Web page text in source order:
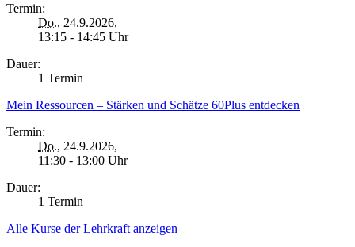
Termin:
Do., 24.9.2026,
13:15 - 14:45 Uhr
Dauer:
1 Termin
Mein Ressourcen – Stärken und Schätze 60Plus entdecken
Termin:
Do., 24.9.2026,
11:30 - 13:00 Uhr
Dauer:
1 Termin
Alle Kurse der Lehrkraft anzeigen